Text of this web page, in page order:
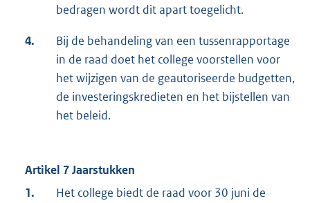
bedragen wordt dit apart toegelicht.
4.
Bij de behandeling van een tussenrapportage
in de raad doet het college voorstellen voor
het wijzigen van de geautoriseerde budgetten,
de investeringskredieten en het bijstellen van
het beleid.
Artikel 7 Jaarstukken
1.
Het college biedt de raad voor 30 juni de